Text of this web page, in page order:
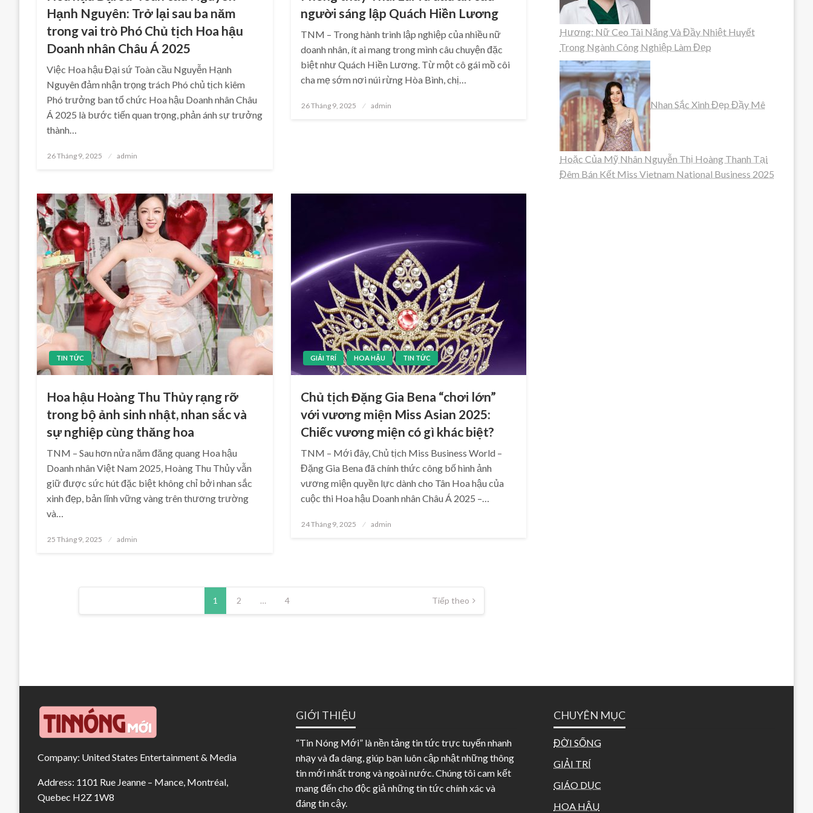
Hạnh Nguyên: Trở lại sau ba năm
trong vai trò Phó Chủ tịch Hoa hậu
Doanh nhân Châu Á 2025
Việc Hoa hậu Đại sứ Toàn cầu Nguyễn Hạnh
Nguyên đảm nhận trọng trách Phó chủ tịch kiêm
Phó trưởng ban tổ chức Hoa hậu Doanh nhân Châu
Á 2025 là bước tiến quan trọng, phản ánh sự trưởng
thành…
Posted
26 Tháng 9, 2025 admin
người sáng lập Quách Hiền Lương
TNM – Trong hành trình lập nghiệp của nhiều nữ
doanh nhân, ít ai mang trong mình câu chuyện đặc
biệt như Quách Hiền Lương. Từ một cô gái mồ côi
cha mẹ sớm nơi núi rừng Hòa Bình, chị…
Posted
26 Tháng 9, 2025 admin
TIN TỨC
Hoa hậu Hoàng Thu Thủy rạng rỡ
trong bộ ảnh sinh nhật, nhan sắc và
sự nghiệp cùng thăng hoa
TNM – Sau hơn nửa năm đăng quang Hoa hậu
Doanh nhân Việt Nam 2025, Hoàng Thu Thủy vẫn
giữ được sức hút đặc biệt không chỉ bởi nhan sắc
xinh đẹp, bản lĩnh vững vàng trên thương trường
và…
Posted
25 Tháng 9, 2025 admin
GIẢI TRÍ HOA HẬU TIN TỨC
Chủ tịch Đặng Gia Bena “chơi lớn”
với vương miện Miss Asian 2025:
Chiếc vương miện có gì khác biệt?
TNM – Mới đây, Chủ tịch Miss Business World –
Đặng Gia Bena đã chính thức công bố hình ảnh
vương miện quyền lực dành cho Tân Hoa hậu của
cuộc thi Hoa hậu Doanh nhân Châu Á 2025 –…
Posted
24 Tháng 9, 2025 admin
Phân
viết
1 2 … 4 Tiếp theo
Hương: Nữ Ceo Tài Năng Và Đầy Nhiệt Huyết
Trong Ngành Công Nghiệp Làm Đẹp
Nhan Sắc Xinh Đẹp Đầy Mê
Hoặc Của Mỹ Nhân Nguyễn Thị Hoàng Thanh Tại
Đêm Bán Kết Miss Vietnam National Business 2025
Company: United States Entertainment & Media
Address: 1101 Rue Jeanne – Mance, Montréal,
Quebec H2Z 1W8
GIỚI THIỆU
“Tin Nóng Mới” là nền tảng tin tức trực tuyến nhanh
nhạy và đa dạng, giúp bạn luôn cập nhật những thông
tin mới nhất trong và ngoài nước. Chúng tôi cam kết
mang đến cho độc giả những tin tức chính xác và
đáng tin cậy.
CHUYÊN MỤC
ĐỜI SỐNG
GIẢI TRÍ
GIÁO DỤC
HOA HẬU